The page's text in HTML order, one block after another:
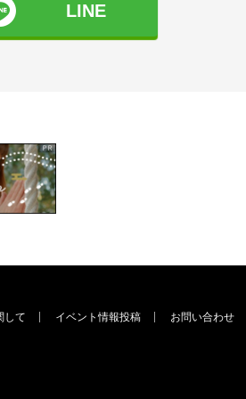
LINE
して イベント情報投稿 お問い合わせ